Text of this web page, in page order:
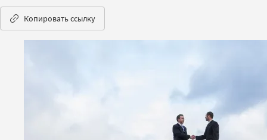
Копировать ссылку